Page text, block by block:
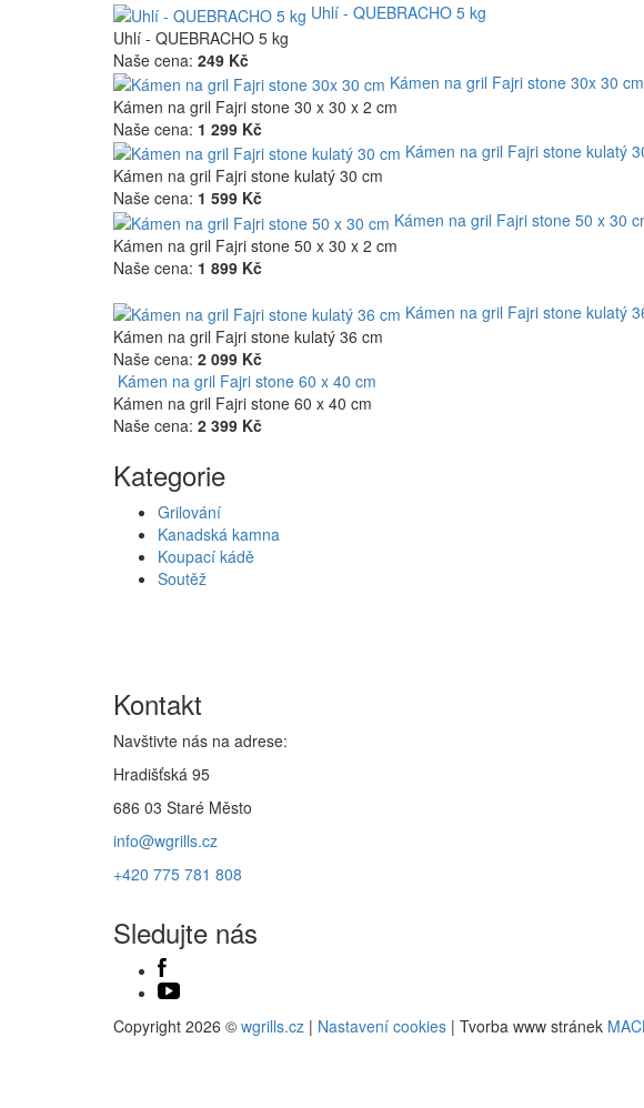
Uhlí - QUEBRACHO 5 kg
Uhlí - QUEBRACHO 5 kg
Naše cena: 249 Kč
Kámen na gril Fajri stone 30x 30 cm
Kámen na gril Fajri stone 30 x 30 x 2 cm
Naše cena: 1 299 Kč
Kámen na gril Fajri stone kulatý
Kámen na gril Fajri stone kulatý 30 cm
Naše cena: 1 599 Kč
Kámen na gril Fajri stone 50 x 30
Kámen na gril Fajri stone 50 x 30 x 2 cm
Naše cena: 1 899 Kč
Kámen na gril Fajri stone kulatý
Kámen na gril Fajri stone kulatý 36 cm
Naše cena: 2 099 Kč
Kámen na gril Fajri stone 60 x 40 cm
Kámen na gril Fajri stone 60 x 40 cm
Naše cena: 2 399 Kč
Kategorie
Grilování
Kanadská kamna
Koupací kádě
Soutěž
Kontakt
Navštivte nás na adrese:
Hradišťská 95
686 03 Staré Město
info@wgrills.cz
+420 775 781 808
Sledujte nás
Copyright 2026 © wgrills.cz | Nastavení cookies | Tvorba www stránek